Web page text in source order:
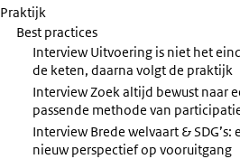
Praktijk
Best practices
Interview Uitvoering is niet het
de keten, daarna volgt de praktijk
Interview Zoek altijd bewust naar
passende methode van
Interview Brede welvaart & SDG’s:
nieuw perspectief op vooruitgang